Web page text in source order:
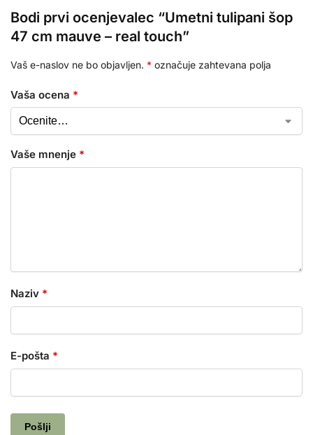
Bodi prvi ocenjevalec “Umetni tulipani šop
47 cm mauve – real touch”
Vaš e-naslov ne bo objavljen. * označuje zahtevana polja
Vaša ocena *
Vaše mnenje *
Naziv *
E-pošta *